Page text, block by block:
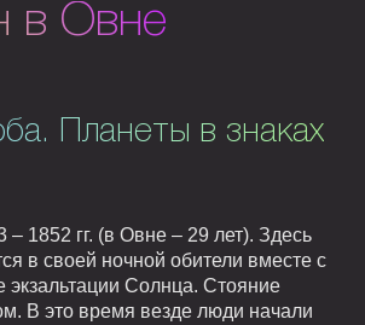
в Овне
Планеты в знаках
– 1852 гг. (в Овне – 29 лет). Здесь
в своей ночной обители вместе с
экзальтации Солнца. Стояние
В это время везде люди начали